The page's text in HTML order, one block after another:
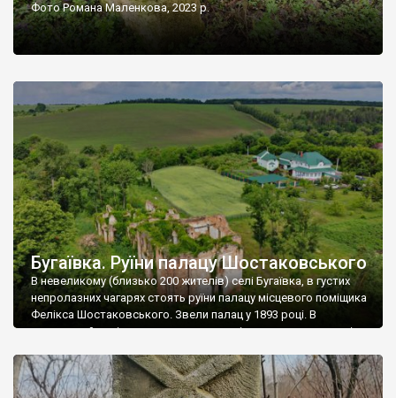
Фото Романа Маленкова, 2023 р.
Бугаївка. Руїни палацу Шостаковського
В невеликому (близько 200 жителів) селі Бугаївка, в густих
непролазних чагарях стоять руїни палацу місцевого поміщика
Фелікса Шостаковського. Звели палац у 1893 році. В
радянський період у ньому спочатку містилася школа, потім
століття тут розмістили туберкульозну лікарню. Коли із
палацу виїхала лікарня – ми точно не […]